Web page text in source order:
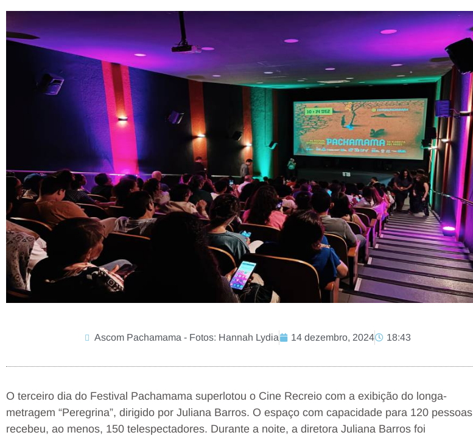
Ascom Pachamama - Fotos: Hannah Lydia 14 dezembro, 2024 18:43
O terceiro dia do Festival Pachamama superlotou o Cine Recreio com a exibição do longa-
metragem “Peregrina”, dirigido por Juliana Barros. O espaço com capacidade para 120 pessoas
recebeu, ao menos, 150 telespectadores. Durante a noite, a diretora Juliana Barros foi